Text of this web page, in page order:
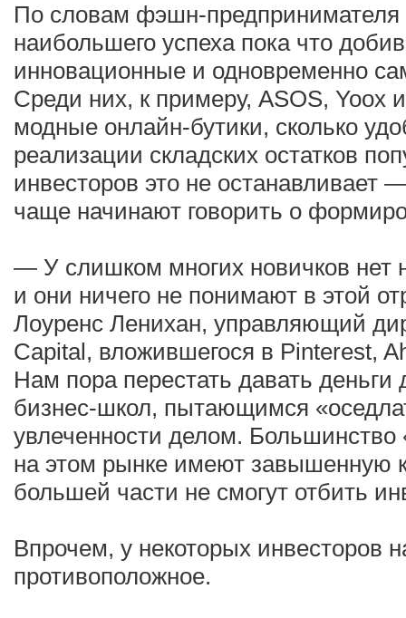
По словам фэшн-предпринимателя
наибольшего успеха пока что
инновационные и одновременно
Среди них, к примеру, ASOS, Yoox
модные онлайн-бутики, сколько
реализации складских остатков
инвесторов это не останавливает
чаще начинают говорить о
— У слишком многих новичков нет
и они ничего не понимают в этой
Лоуренс Ленихан, управляющий
Capital, вложившегося в Pinterest,
Нам пора перестать давать деньги
бизнес-школ, пытающимся
увлеченности делом. Большинство
на этом рынке имеют завышенную
большей части не смогут отбить
Впрочем, у некоторых инвесторов
противоположное.